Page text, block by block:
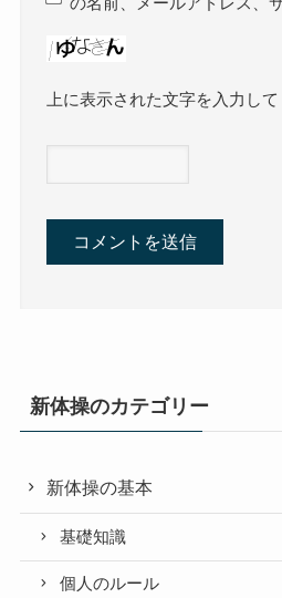
上に表示された文字を入力して
新体操のカテゴリー
新体操の基本
基礎知識
個人のルール